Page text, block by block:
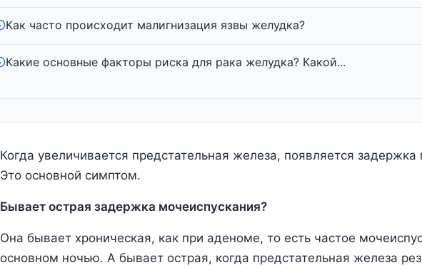
Как часто происходит малигнизация язвы желудка?
Какие основные факторы риска для рака желудка? Какой...
Когда увеличивается предстательная железа, появляется задержка
Это основной симптом.
Бывает острая задержка мочеиспускания?
Она бывает хроническая, как при аденоме, то есть частое
основном ночью. А бывает острая, когда предстательная железа